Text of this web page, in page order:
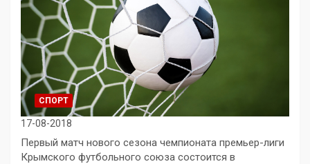
СПОРТ
17-08-2018
Первый матч нового сезона чемпионата премьер-лиги
Крымского футбольного союза состоится в